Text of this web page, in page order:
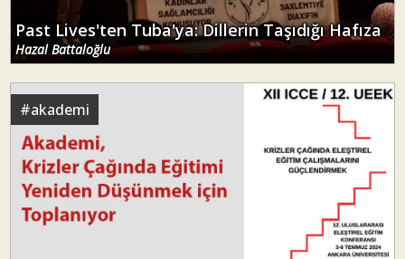
Past Lives'ten Tuba'ya: Dillerin Taşıdığı Hafıza
Hazal Battaloğlu
#akademi